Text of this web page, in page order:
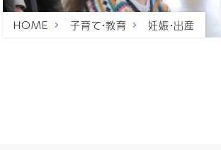
HOME 子育て・教育 妊娠・出産